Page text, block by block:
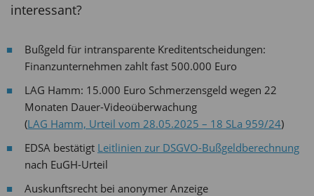
interessant?
Bußgeld für intransparente Kreditentscheidungen:
Finanzunternehmen zahlt fast 500.000 Euro
LAG Hamm: 15.000 Euro Schmerzensgeld wegen 22
Monaten Dauer-Videoüberwachung
(LAG Hamm, Urteil vom 28.05.2025 – 18 SLa 959/24)
EDSA bestätigt Leitlinien zur DSGVO-Bußgeldberechnung
nach EuGH-Urteil
Auskunftsrecht bei anonymer Anzeige